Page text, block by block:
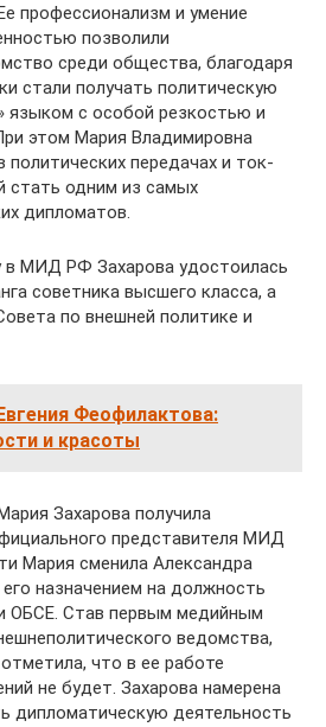
профессионализм и умение
позволили
среди общества, благодаря
стали получать политическую
с особой резкостью и
этом Мария Владимировна
политических передачах и ток-
стать одним из самых
дипломатов.
МИД РФ Захарова удостоилась
советника высшего класса, а
по внешней политике и
Феофилактова:
и красоты
Захарова получила
представителя МИД
Мария сменила Александра
назначением на должность
ОБСЕ. Став первым медийным
ведомства,
что в ее работе
не будет. Захарова намерена
дипломатическую деятельность